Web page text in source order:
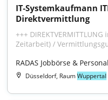
IT-Systemkaufmann
Direktvermittlung
+++
Zeitarbeit) /
RADAS Jobbörse &
Düsseldorf, RaumWuppertal